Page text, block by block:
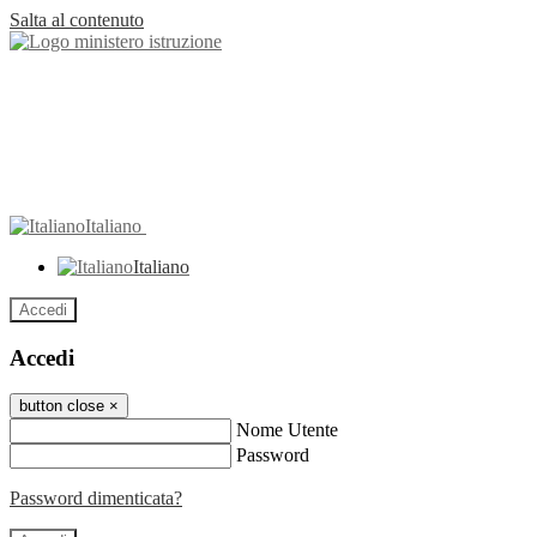
Salta al contenuto
Italiano
Italiano
Accedi
Accedi
button close ×
Nome Utente
Password
Password dimenticata?